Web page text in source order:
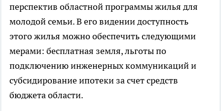
перспектив областной программы жилья для
молодой семьи. В его видении доступность
этого жилья можно обеспечить следующими
мерами: бесплатная земля, льготы по
подключению инженерных коммуникаций и
субсидирование ипотеки за счет средств
бюджета области.